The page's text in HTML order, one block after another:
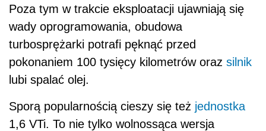
Poza tym w trakcie eksploatacji ujawniają się
wady oprogramowania, obudowa
turbosprężarki potrafi pęknąć przed
pokonaniem 100 tysięcy kilometrów oraz silnik
lubi spalać olej.
Sporą popularnością cieszy się też jednostka
1,6 VTi. To nie tylko wolnossąca wersja